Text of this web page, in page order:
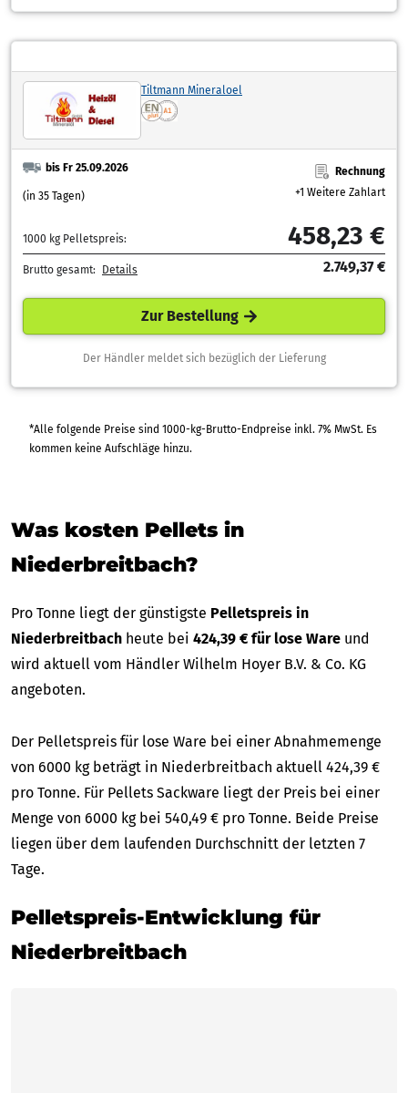
Tiltmann Mineraloel
bis Fr 25.09.2026
(in 35 Tagen)
Rechnung
+1 Weitere Zahlart
1000 kg Pelletspreis: 458,23 €
Brutto gesamt: Details 2.749,37 €
Zur Bestellung
Der Händler meldet sich bezüglich der Lieferung
*Alle folgende Preise sind 1000-kg-Brutto-Endpreise inkl. 7% MwSt. Es
kommen keine Aufschläge hinzu.
Was kosten Pellets in
Niederbreitbach?
Pro Tonne liegt der günstigste Pelletspreis in
Niederbreitbach heute bei 424,39 € für lose Ware und
wird aktuell vom Händler Wilhelm Hoyer B.V. & Co. KG
angeboten.
Der Pelletspreis für lose Ware bei einer Abnahmemenge
von 6000 kg beträgt in Niederbreitbach aktuell 424,39 €
pro Tonne. Für Pellets Sackware liegt der Preis bei einer
Menge von 6000 kg bei 540,49 € pro Tonne. Beide Preise
liegen über dem laufenden Durchschnitt der letzten 7
Tage.
Pelletspreis-Entwicklung für
Niederbreitbach